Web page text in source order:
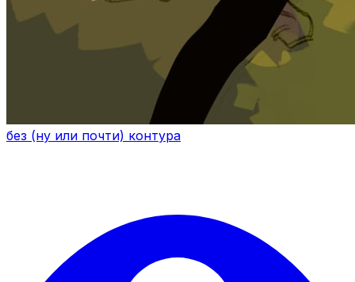
без (ну или почти) контура